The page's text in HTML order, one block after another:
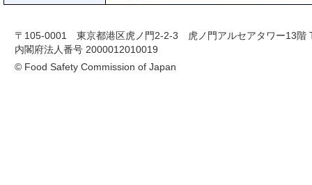
〒105-0001 東京都港区虎ノ門2-2-3 虎ノ門アルセアタワー13階
内閣府法人番号 2000012010019
© Food Safety Commission of Japan